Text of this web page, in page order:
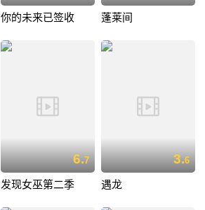
你的未来已签收 蓬莱间
6.7
发现女巫第二季
3.6
遇龙